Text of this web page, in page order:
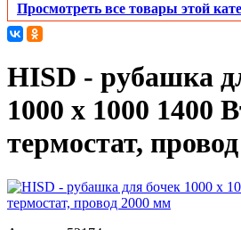
Просмотреть все товары этой
HISD - рубашка
1000 х 1000 1400
термостат,